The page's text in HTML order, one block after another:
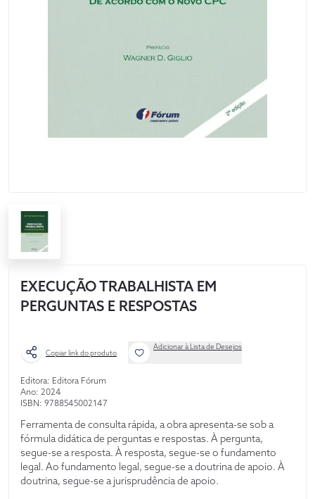
EXECUÇÃO TRABALHISTA EM
PERGUNTAS E RESPOSTAS
Copiar link do produto
Adicionar à Lista de Desejos
Editora: Editora Fórum
Ano: 2024
ISBN: 9788545002147
Ferramenta de consulta rápida, a obra apresenta-se sob a
fórmula didática de perguntas e respostas. À pergunta,
segue-se a resposta. À resposta, segue-se o fundamento
legal. Ao fundamento legal, segue-se a doutrina de apoio. À
doutrina, segue-se a jurisprudência de apoio.